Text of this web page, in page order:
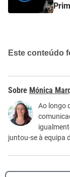
Este conteúdo
Este
Este conteúdo
Outro
Mónica
Ao longo
juntou-se à equipa